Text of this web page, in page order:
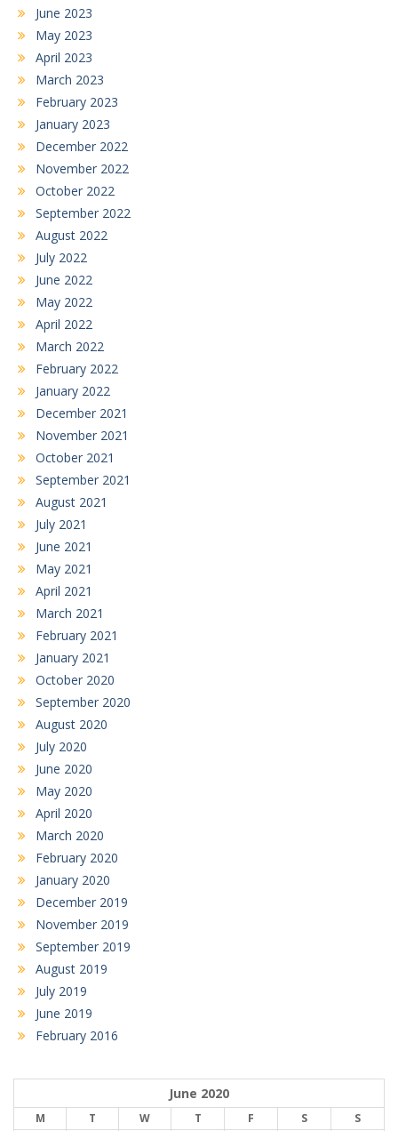
June 2023
May 2023
April 2023
March 2023
February 2023
January 2023
December 2022
November 2022
October 2022
September 2022
August 2022
July 2022
June 2022
May 2022
April 2022
March 2022
February 2022
January 2022
December 2021
November 2021
October 2021
September 2021
August 2021
July 2021
June 2021
May 2021
April 2021
March 2021
February 2021
January 2021
October 2020
September 2020
August 2020
July 2020
June 2020
May 2020
April 2020
March 2020
February 2020
January 2020
December 2019
November 2019
September 2019
August 2019
July 2019
June 2019
February 2016
June 2020
M T W T F S
S